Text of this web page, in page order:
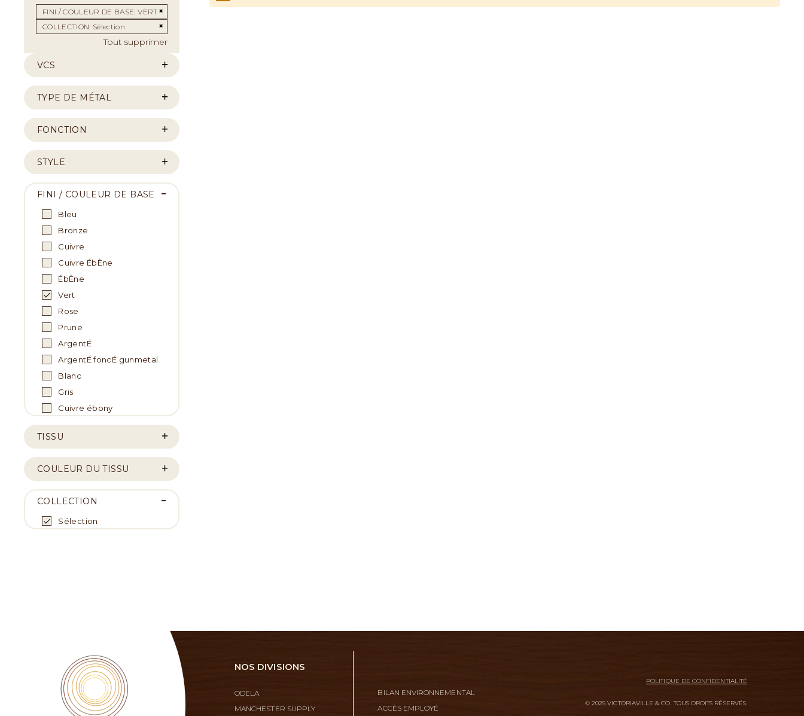
FINI / COULEUR DE BASE VERT
Supprimer cet Élément
COLLECTION Sélection
Tout supprimer
VCS
TYPE DE MÉTAL
FONCTION
STYLE
FINI / COULEUR DE BASE
Bleu
Bronze
Cuivre
Cuivre ÉbÈne
ÉbÈne
Vert
Rose
Prune
ArgentÉ
ArgentÉ foncÉ gunmetal
Blanc
Gris
Cuivre ébony
TISSU
COULEUR DU TISSU
COLLECTION
Sélection
NOS DIVISIONS
ODELA
MANCHESTER SUPPLY
BILAN ENVIRONNEMENTAL
ACCÈS EMPLOYÉ
POLITIQUE DE CONFIDENTIALITÉ
© 2025 VICTORIAVILLE & CO. TOUS DROITS RÉSERVÉS.